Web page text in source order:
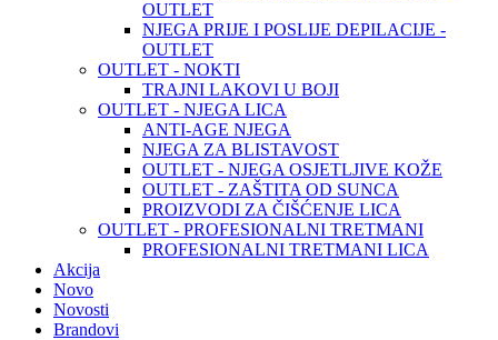
OUTLET
NJEGA PRIJE I POSLIJE DEPILACIJE -
OUTLET
OUTLET - NOKTI
TRAJNI LAKOVI U BOJI
OUTLET - NJEGA LICA
ANTI-AGE NJEGA
NJEGA ZA BLISTAVOST
OUTLET - NJEGA OSJETLJIVE KOŽE
OUTLET - ZAŠTITA OD SUNCA
PROIZVODI ZA ČIŠĆENJE LICA
OUTLET - PROFESIONALNI TRETMANI
PROFESIONALNI TRETMANI LICA
Akcija
Novo
Novosti
Brandovi